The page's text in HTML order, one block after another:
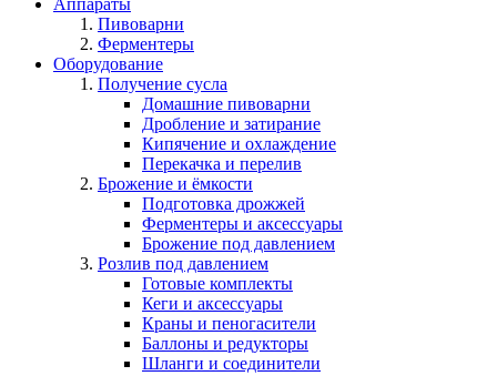
Аппараты
Пивоварни
Ферментеры
Оборудование
Получение сусла
Домашние пивоварни
Дробление и затирание
Кипячение и охлаждение
Перекачка и перелив
Брожение и ёмкости
Подготовка дрожжей
Ферментеры и аксессуары
Брожение под давлением
Розлив под давлением
Готовые комплекты
Кеги и аксессуары
Краны и пеногасители
Баллоны и редукторы
Шланги и соединители